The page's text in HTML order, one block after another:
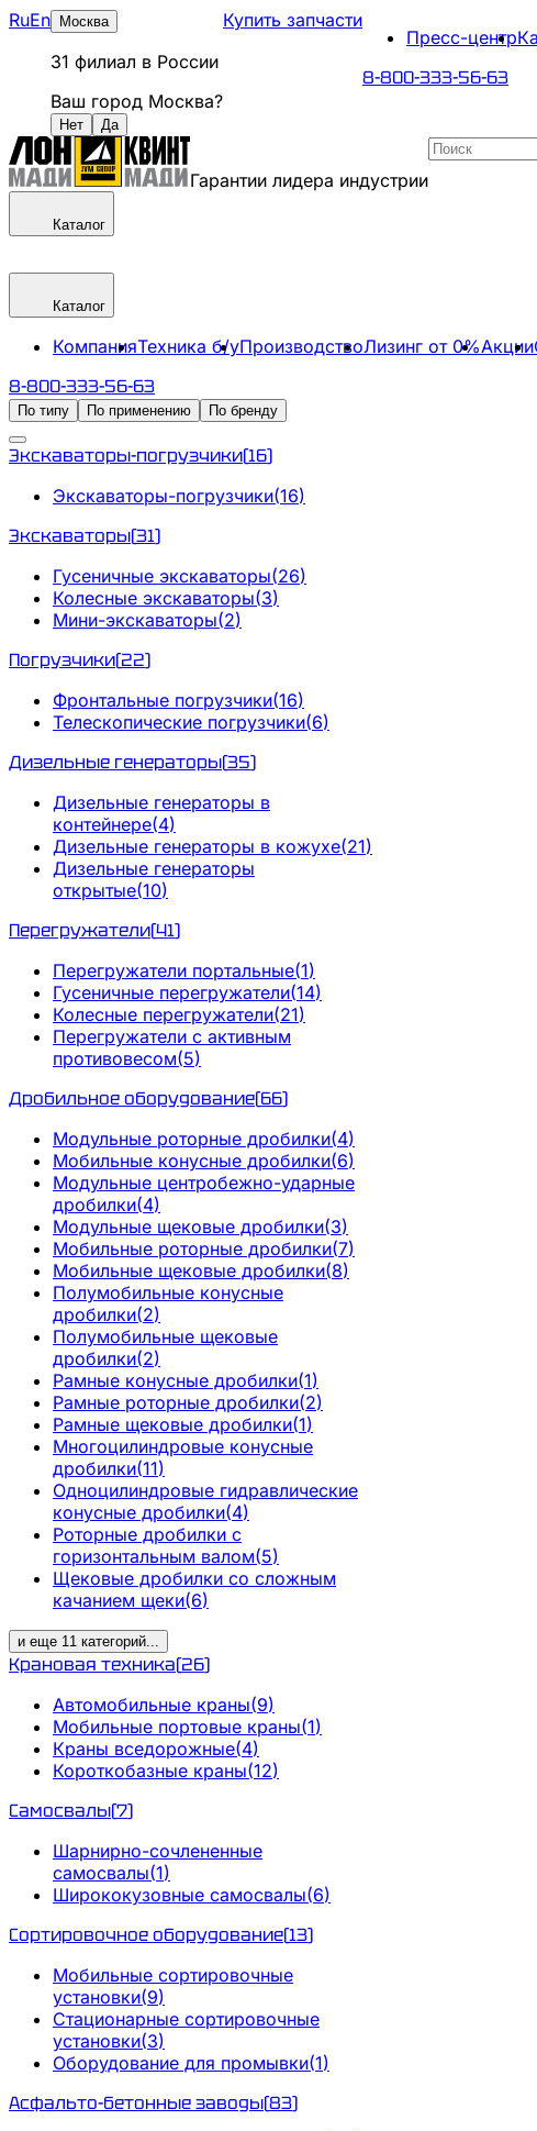
RuEn Москва
31 филиал в России
Ваш город Москва?
Нет Да
Купить запчасти
Пресс-центр
8-800-333-56-63
Гарантии лидера индустрии
Каталог
Каталог
КомпанияТехника б/уПроизводствоЛизинг от 0%Акции
8-800-333-56-63
По типу По применению По бренду
Экскаваторы-погрузчики(16)
Экскаваторы-погрузчики(16)
Экскаваторы(31)
Гусеничные экскаваторы(26)
Колесные экскаваторы(3)
Мини-экскаваторы(2)
Погрузчики(22)
Фронтальные погрузчики(16)
Телескопические погрузчики(6)
Дизельные генераторы(35)
Дизельные генераторы в
контейнере(4)
Дизельные генераторы в кожухе(21)
Дизельные генераторы
открытые(10)
Перегружатели(41)
Перегружатели портальные(1)
Гусеничные перегружатели(14)
Колесные перегружатели(21)
Перегружатели с активным
противовесом(5)
Дробильное оборудование(66)
Модульные роторные дробилки(4)
Мобильные конусные дробилки(6)
Модульные центробежно-ударные
дробилки(4)
Модульные щековые дробилки(3)
Мобильные роторные дробилки(7)
Мобильные щековые дробилки(8)
Полумобильные конусные
дробилки(2)
Полумобильные щековые
дробилки(2)
Рамные конусные дробилки(1)
Рамные роторные дробилки(2)
Рамные щековые дробилки(1)
Многоцилиндровые конусные
дробилки(11)
Одноцилиндровые гидравлические
конусные дробилки(4)
Роторные дробилки с
горизонтальным валом(5)
Щековые дробилки со сложным
качанием щеки(6)
и еще 11 категорий...
Крановая техника(26)
Автомобильные краны(9)
Мобильные портовые краны(1)
Краны вседорожные(4)
Короткобазные краны(12)
Самосвалы(7)
Шарнирно-сочлененные
самосвалы(1)
Ширококузовные самосвалы(6)
Сортировочное оборудование(13)
Мобильные сортировочные
установки(9)
Стационарные сортировочные
установки(3)
Оборудование для промывки(1)
Асфальто-бетонные заводы(83)